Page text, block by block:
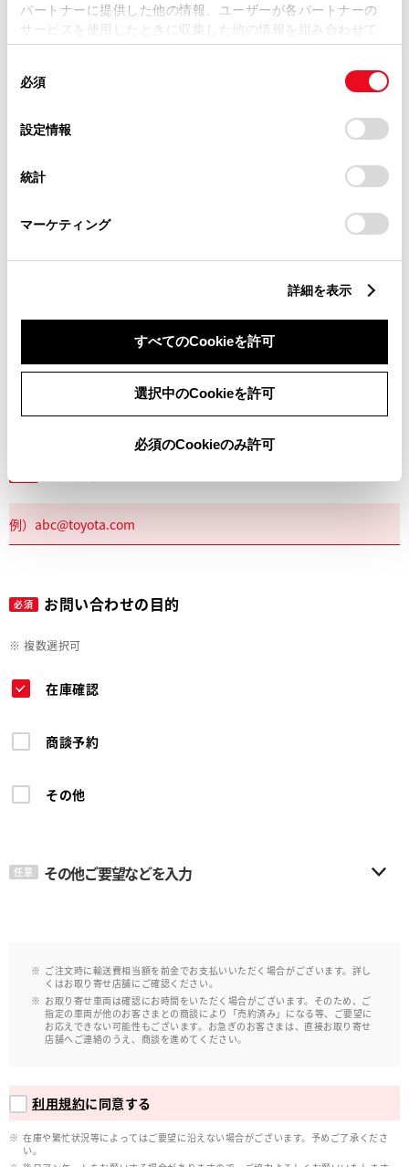
パートナーに提供した他の情報、ユーザーが各パートナーの
サービスを使用したときに収集した他の情報を組み合わせて
使用することがあります。当ウェブサイトの使用を続行する
デバイスにすべてのCookie(クッキー)が保存されることに同
意したことになります。Cookie(クッキー)のオプトアウト、
設定の変更、同意を撤回したりするにあたっては、当社の
「Cookie（クッキー）情報の取り扱いについて
」をご覧くだ
必須
設定情報
統計
マーケティング
詳細を表示
すべてのCookieを許可
選択中のCookieを許可
必須のCookieのみ許可
必須 丁目番地
任意 建物名
必須 お問い合わせの目的
※ 複数選択可
在庫確認
商談予約
その他
任意 その他ご要望などを入力
ご注文時に輸送費相当額を前金でお支払いいただく場合がございます。詳し
くはお取り寄せ店舗にご確認ください。
お取り寄せ車両は確認にお時間をいただく場合がございます。そのため、ご
指定の車両が他のお客さまとの商談により「売約済み」になる等、ご要望に
お応えできない可能性もございます。お急ぎのお客さまは、直接お取り寄せ
店舗へご連絡のうえ、商談を進めてください。
利用規約に同意する
在庫や繁忙状況等によってはご要望に沿えない場合がございます。予めご了承くださ
い。